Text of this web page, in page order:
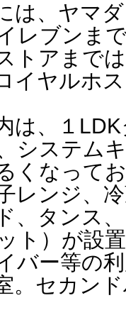
は、ヤマ
レブンま
トアまで
イヤルホ
は、１
システム
くなって
レンジ、
、タンス
ト）が設
バー等の
。セカン